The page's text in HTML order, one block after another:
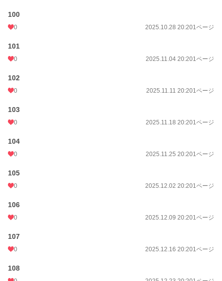
100
0 2025.10.28 20:201ページ
101
0 2025.11.04 20:201ページ
102
0 2025.11.11 20:201ページ
103
0 2025.11.18 20:201ページ
104
0 2025.11.25 20:201ページ
105
0 2025.12.02 20:201ページ
106
0 2025.12.09 20:201ページ
107
0 2025.12.16 20:201ページ
108